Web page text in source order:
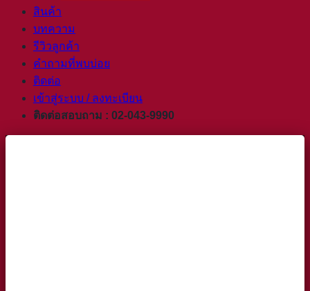
สินค้า
บทความ
รีวิวลูกค้า
คำถามที่พบบ่อย
ติดต่อ
เข้าสู่ระบบ / ลงทะเบียน
ติดต่อสอบถาม : 02-043-9990